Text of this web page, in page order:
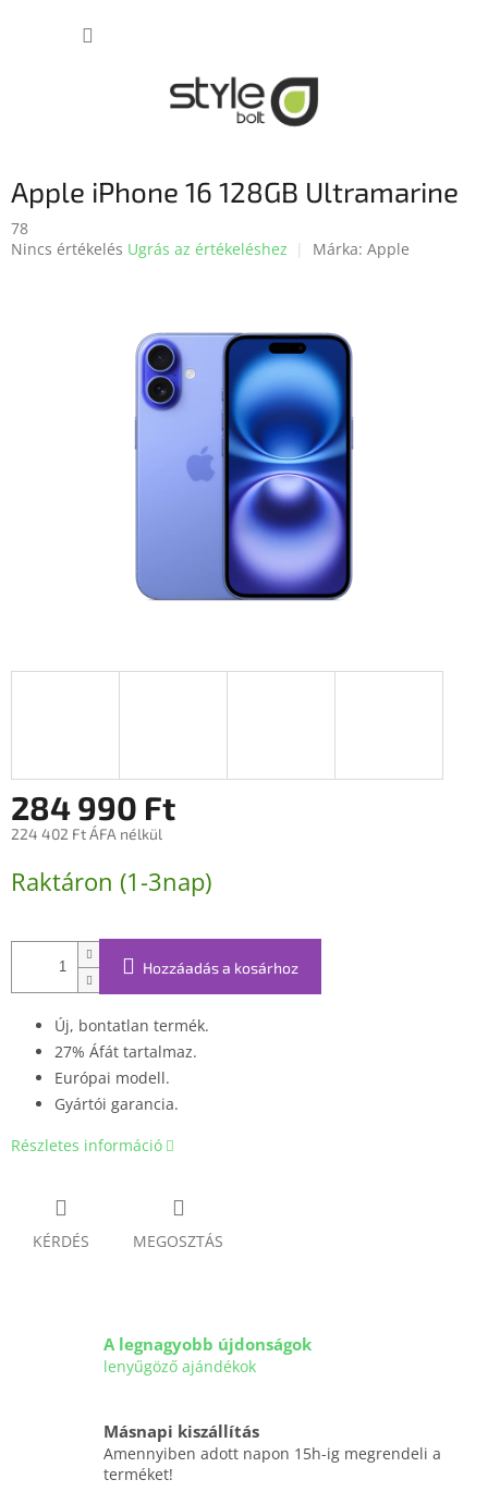
Apple iPhone 16 128GB Ultramarine
78
A
Nincs értékelés Ugrás az értékeléshez Márka: Apple
284 990 Ft
224 402 Ft ÁFA nélkül
Raktáron (1-3nap)
Hozzáadás a kosárhoz
Új, bontatlan termék.
27% Áfát tartalmaz.
Európai modell.
Gyártói garancia.
Részletes információ
KÉRDÉS MEGOSZTÁS
A legnagyobb újdonságok
lenyűgöző ajándékok
Másnapi kiszállítás
Amennyiben adott napon 15h-ig megrendeli a
terméket!